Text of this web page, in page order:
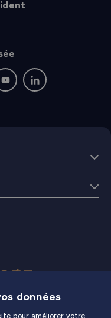
nous sur Twitter
: rejoignez-nous sur
fenêtre : rejoignez-nous
Nouvelle fenêtre :
Nouvelle fenêtre :
données
pour améliorer votre